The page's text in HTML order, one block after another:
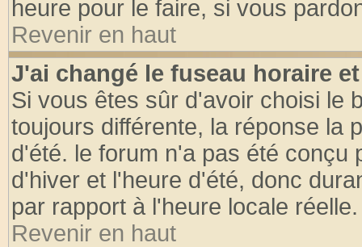
heure pour le faire, si vous
Revenir en haut
J'ai changé le fuseau horaire
Si vous êtes sûr d'avoir choisi le
toujours différente, la réponse la
d'été. le forum n'a pas été conçu
d'hiver et l'heure d'été, donc
par rapport à l'heure locale réelle.
Revenir en haut